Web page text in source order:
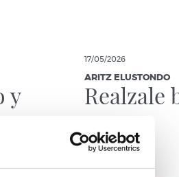
y
17/05/2026
ARITZ ELUSTONDO
Realzale